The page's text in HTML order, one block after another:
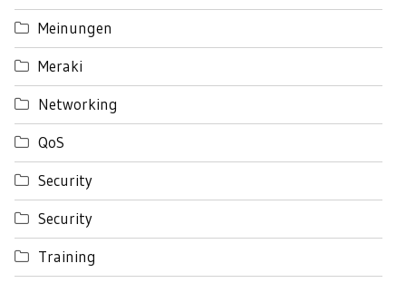
Meinungen
Meraki
Networking
QoS
Security
Security
Training